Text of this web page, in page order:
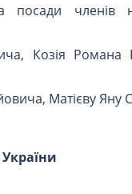
посади членів
Козія
Матієву Яну